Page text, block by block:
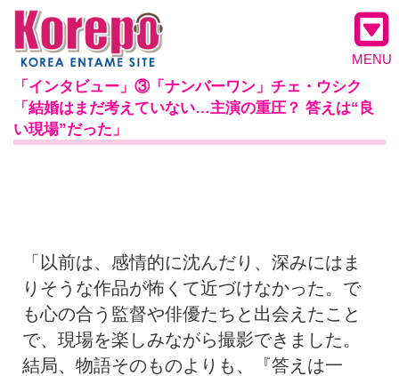
MENU
「インタビュー」③「ナンバーワン」チェ・ウシク
「結婚はまだ考えていない…主演の重圧？ 答えは“良
い現場”だった」
「以前は、感情的に沈んだり、深みにはま
りそうな作品が怖くて近づけなかった。で
も心の合う監督や俳優たちと出会えたこと
で、現場を楽しみながら撮影できました。
結局、物語そのものよりも、『答えは一